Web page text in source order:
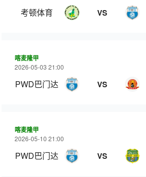
考顿体育 VS
喀麦隆甲
2026-05-03 21:00
PWD巴门达 VS
喀麦隆甲
2026-05-10 21:00
PWD巴门达 VS